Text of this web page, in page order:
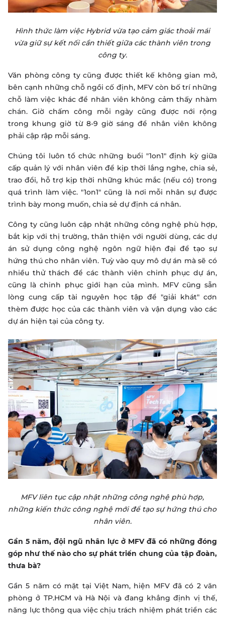
Hình thức làm việc Hybrid vừa tạo cảm giác thoải mái
vừa giữ sự kết nối cần thiết giữa các thành viên trong
công ty.
Văn phòng công ty cũng được thiết kế không gian mở,
bên cạnh những chỗ ngồi cố định, MFV còn bố trí những
chỗ làm việc khác để nhân viên không cảm thấy nhàm
chán. Giờ chấm công mỗi ngày cũng được nới rộng
trong khung giờ từ 8-9 giờ sáng để nhân viên không
phải cập rập mỗi sáng.
Chúng tôi luôn tổ chức những buổi "1on1" định kỳ giữa
cấp quản lý với nhân viên để kịp thời lắng nghe, chia sẻ,
trao đổi, hỗ trợ kịp thời những khúc mắc (nếu có) trong
quá trình làm việc. "1on1" cũng là nơi mỗi nhân sự được
trình bày mong muốn, chia sẻ dự định cá nhân.
Công ty cũng luôn cập nhật những công nghệ phù hợp,
bắt kịp với thị trường, thân thiện với người dùng, các dự
án sử dụng công nghệ ngôn ngữ hiện đại để tạo sự
hứng thú cho nhân viên. Tuỳ vào quy mô dự án mà sẽ có
nhiều thử thách để các thành viên chinh phục dự án,
cũng là chinh phục giới hạn của mình. MFV cũng sẵn
lòng cung cấp tài nguyên học tập để "giải khát" cơn
thèm được học của các thành viên và vận dụng vào các
dự án hiện tại của công ty.
MFV liên tục cập nhật những công nghệ phù hợp,
những kiến thức công nghệ mới để tạo sự hứng thú cho
nhân viên.
Gần 5 năm, đội ngũ nhân lực ở MFV đã có những đóng
góp như thế nào cho sự phát triển chung của tập đoàn,
thưa bà?
Gần 5 năm có mặt tại Việt Nam, hiện MFV đã có 2 văn
phòng ở TP.HCM và Hà Nội và đang khẳng định vị thế,
năng lực thông qua việc chịu trách nhiệm phát triển các